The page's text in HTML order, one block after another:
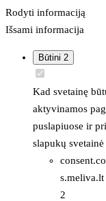
Rodyti informaciją
Išsami informacija
Būtini 2
Kad svetainę
aktyvinamos
puslapiuose ir
slapukų
s.meliva.lt
2